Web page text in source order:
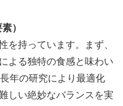
）
を持っています。まず、
よる独特の食感と味わい
年の研究により最適化
しい絶妙なバランスを実